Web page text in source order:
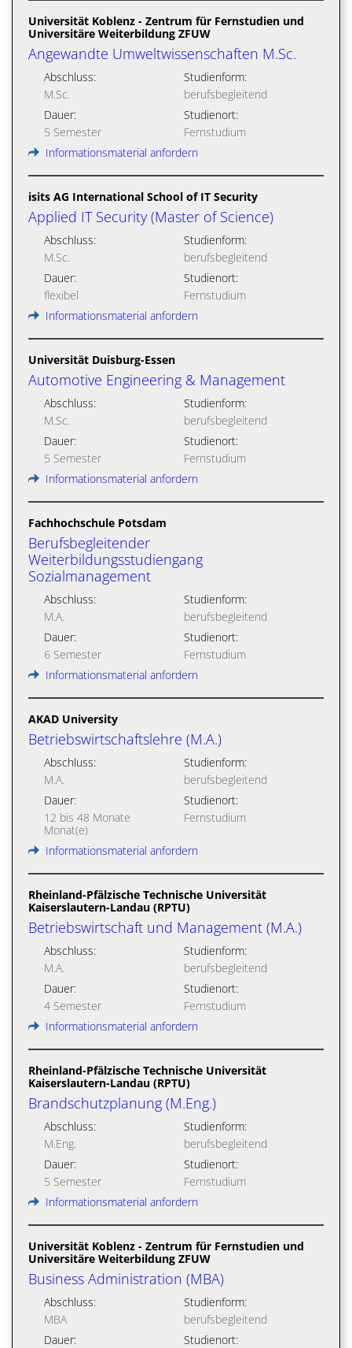
Universität Koblenz - Zentrum für Fernstudien und
Universitäre Weiterbildung ZFUW
Angewandte Umweltwissenschaften M.Sc.
Abschluss:
M.Sc.
Studienform:
berufsbegleitend
Dauer:
5 Semester
Studienort:
Fernstudium
Informationsmaterial anfordern
isits AG International School of IT Security
Applied IT Security (Master of Science)
Abschluss:
M.Sc.
Studienform:
berufsbegleitend
Dauer:
flexibel
Studienort:
Fernstudium
Informationsmaterial anfordern
Universität Duisburg-Essen
Automotive Engineering & Management
Abschluss:
M.Sc.
Studienform:
berufsbegleitend
Dauer:
5 Semester
Studienort:
Fernstudium
Informationsmaterial anfordern
Fachhochschule Potsdam
Berufsbegleitender
Weiterbildungsstudiengang
Sozialmanagement
Abschluss:
M.A.
Studienform:
berufsbegleitend
Dauer:
6 Semester
Studienort:
Fernstudium
Informationsmaterial anfordern
AKAD University
Betriebswirtschaftslehre (M.A.)
Abschluss:
M.A.
Studienform:
berufsbegleitend
Dauer:
12 bis 48 Monate
Monat(e)
Studienort:
Fernstudium
Informationsmaterial anfordern
Rheinland-Pfälzische Technische Universität
Kaiserslautern-Landau (RPTU)
Betriebswirtschaft und Management (M.A.)
Abschluss:
M.A.
Studienform:
berufsbegleitend
Dauer:
4 Semester
Studienort:
Fernstudium
Informationsmaterial anfordern
Rheinland-Pfälzische Technische Universität
Kaiserslautern-Landau (RPTU)
Brandschutzplanung (M.Eng.)
Abschluss:
M.Eng.
Studienform:
berufsbegleitend
Dauer:
5 Semester
Studienort:
Fernstudium
Informationsmaterial anfordern
Universität Koblenz - Zentrum für Fernstudien und
Universitäre Weiterbildung ZFUW
Business Administration (MBA)
Abschluss:
MBA
Studienform:
berufsbegleitend
Dauer:
Studienort: